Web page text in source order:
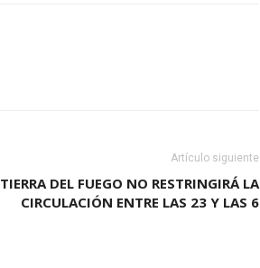
Artículo siguiente
TIERRA DEL FUEGO NO RESTRINGIRÁ LA
CIRCULACIÓN ENTRE LAS 23 Y LAS 6